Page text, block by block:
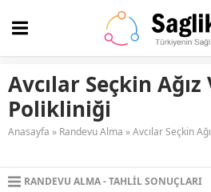
Avcılar Seçkin Ağız
Polikliniği
Anasayfa » Randevu Alma »Avcılar Seçkin
RANDEVU ALMA TAHLIL SONUÇLARI